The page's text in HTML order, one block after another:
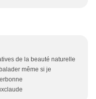
de la beauté naturelle
même si je